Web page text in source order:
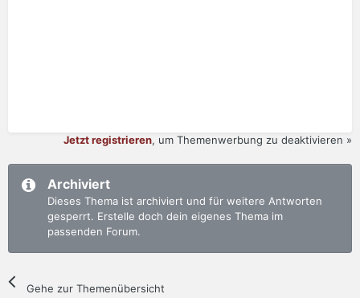
Jetzt registrieren, um Themenwerbung zu deaktivieren »
Archiviert
Dieses Thema ist archiviert und für weitere Antworten
gesperrt. Erstelle doch dein eigenes Thema im
passenden Forum.
Gehe zur Themenübersicht